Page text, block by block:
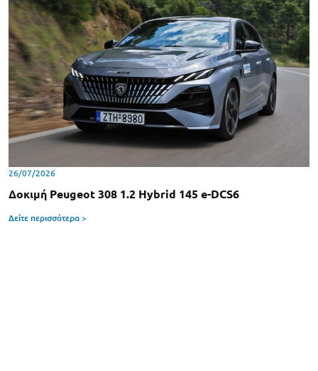
26/07/2026
Δοκιμή Peugeot 308 1.2 Hybrid 145 e-DCS6
Δείτε περισσότερα >